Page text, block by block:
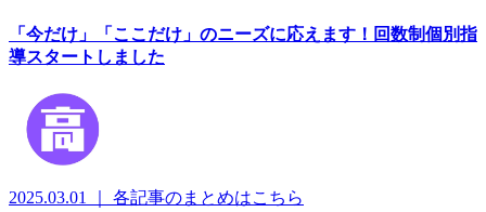
「今だけ」「ここだけ」のニーズに応えます！回数制個別指
導スタートしました
2025.03.01 ｜ 各記事のまとめはこちら